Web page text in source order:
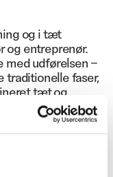
og i tæt
og entreprenør.
med udførelsen –
traditionelle faser,
tæt og
inkl.